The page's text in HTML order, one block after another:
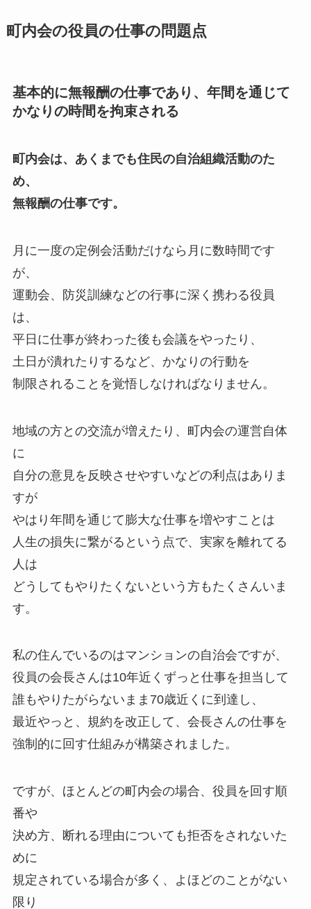
町内会の役員の仕事の問題点
基本的に無報酬の仕事であり、年間を通じて
かなりの時間を拘束される
町内会は、あくまでも住民の自治組織活動のた
め、
無報酬の仕事です。
月に一度の定例会活動だけなら月に数時間です
が、
運動会、防災訓練などの行事に深く携わる役員
は、
平日に仕事が終わった後も会議をやったり、
土日が潰れたりするなど、かなりの行動を
制限されることを覚悟しなければなりません。
地域の方との交流が増えたり、町内会の運営自体
に
自分の意見を反映させやすいなどの利点はありま
すが
やはり年間を通じて膨大な仕事を増やすことは
人生の損失に繋がるという点で、実家を離れてる
人は
どうしてもやりたくないという方もたくさんいま
す。
私の住んでいるのはマンションの自治会ですが、
役員の会長さんは10年近くずっと仕事を担当して
誰もやりたがらないまま70歳近くに到達し、
最近やっと、規約を改正して、会長さんの仕事を
強制的に回す仕組みが構築されました。
ですが、ほとんどの町内会の場合、役員を回す順
番や
決め方、断れる理由についても拒否をされないた
めに
規定されている場合が多く、よほどのことがない
限り